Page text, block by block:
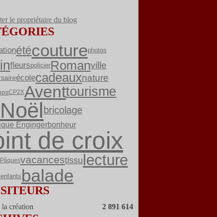
le propriétaire du blog
étécouturephotos
fleurspolicierRomanville
écolecadeauxnature
CP2XAventtourisme
Noël bricolage
Engingerbonheur
de croix
Pâquesvacancestissu lecture
balade
création 2 891 614